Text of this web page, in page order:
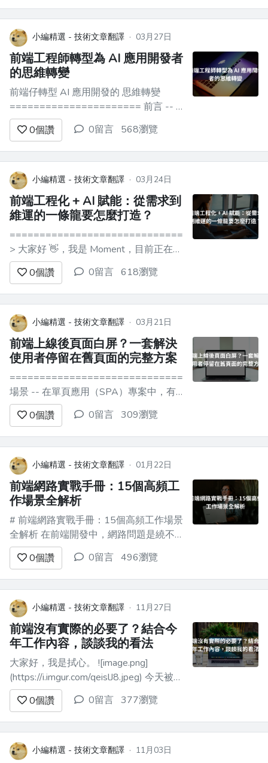
極具分量的 PR。 他跑到我工位旁，眼裡
閃著光：老大，我把咱們那個核心中台項
目的 React 從 17 直接升到 19 了，...
小編精選 - 技術文章翻譯 · 03月27日
前端工程師轉型為 AI 應用開發者
的思維轉變
前端仔轉型 AI 應用開發的 思維轉變
====================== 前言 -- >
作為一個寫了 5 年 Vue + React 的前端，
我用 Python + LangGraph 做了一个企業
級 AIOps 排障 Agent。過程中最大的感
悟是：**真正難的不是調大模型，...
0個讚 0留言 568瀏覽
小編精選 - 技術文章翻譯 · 03月24日
前端工程化 + AI 賦能：從需求到
維運的一條龍要怎麼打造？
=================================
> 大家好 👋，我是 Moment，目前正在使
用 Next.js、NestJS、LangChain 開發
[DocFlow](https://link.juejin.cn?
target=https%3A%2F%2Fgithub.c...
0個讚 0留言 618瀏覽
小編精選 - 技術文章翻譯 · 03月21日
前端上線後頁面白屏？一套解決
使用者停留在舊頁面的完整方案
===============================
場景 -- 在單頁應用（SPA）專案中，有
一個問題非常常見，但又經常被低估：**
系統明明已經發佈了新版本，部分使用者
卻依然停留在舊頁面中繼續操作**。 大多
數時候，這種狀態並不會立刻出問題，所
以團隊往往不太在意。但一旦使用...
0個讚 0留言 309瀏覽
小編精選 - 技術文章翻譯 · 01月22日
前端網路實戰手冊：15個高頻工
作場景全解析
# 前端網路實戰手冊：15個高頻工作場景
全解析 在前端開發中，網路問題是繞不
開的坎——真機調試連不上、端口被佔、
跨域報錯、線上打不開... 這些問題看似棘
手，實則有固定排查邏輯。本文整理15
個高頻工作場景，從問題本質到解決方案
逐一拆解，附關鍵命令與架構解析，幫你
快速搞定80%的網路難題。 ## ...
0個讚 0留言 496瀏覽
小編精選 - 技術文章翻譯 · 11月27日
前端沒有實際的必要了？結合今
年工作內容，談談我的看法
大家好，我是拭心。 ![image.png]
(https://i.imgur.com/qeislJ8.jpeg) 今天被一
張《IT 開發工作可能要完全重組》的圖片
刷屏，圖片中的觀點是：**傳統的「產
品-設計-前端/後端」模式在 AI 時代將被
變革。** 很多人會覺得“前端沒有實際的
必要了”是...
0個讚 0留言 377瀏覽
小編精選 - 技術文章翻譯 · 11月03日